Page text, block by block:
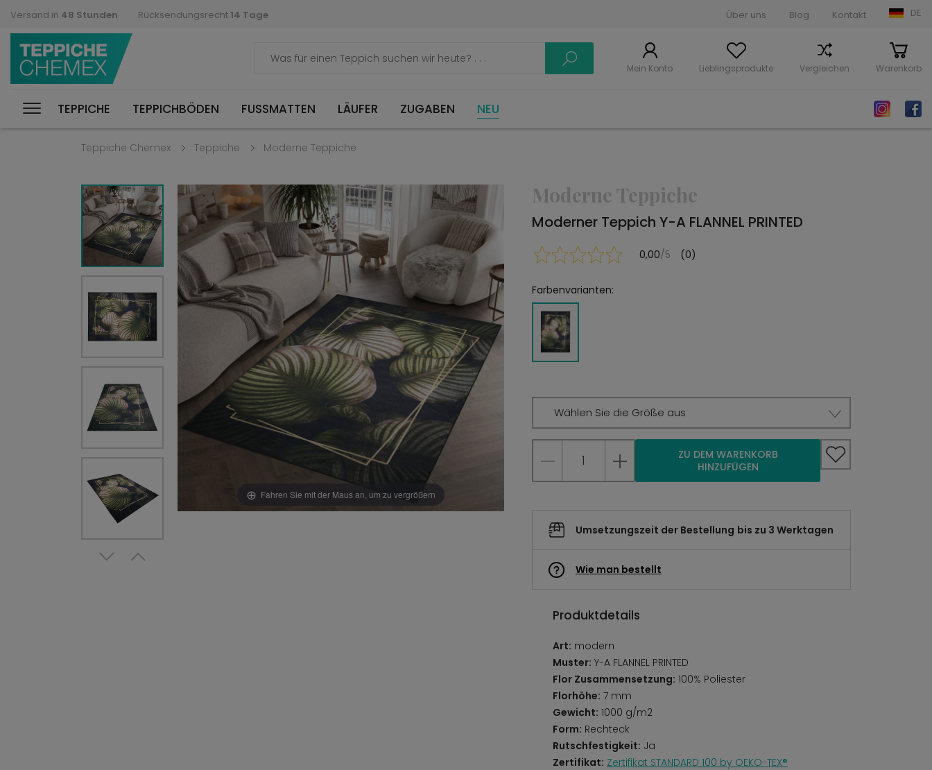
Versand in 48 Stunden Rücksendungsrecht 14 Tage Über uns Blog Kontakt DE
Mein Konto Lieblingsprodukte Vergleichen Warenkorb
TEPPICHE TEPPICHBÖDEN FUSSMATTEN LÄUFER ZUGABEN NEU
Teppiche Chemex Teppiche Moderne Teppiche
Fahren Sie mit der Maus an, um zu vergrößern
Moderne Teppiche
Moderner Teppich Y-A FLANNEL PRINTED
0,00/5 (0)
Farbenvarianten:
Wählen Sie die Größe aus
ZU DEM WARENKORB
HINZUFÜGEN
Umsetzungszeit der Bestellung bis zu 3 Werktagen
Wie man bestellt
Produktdetails
Art: modern
Muster: Y-A FLANNEL PRINTED
Flor Zusammensetzung: 100% Poliester
Florhöhe: 7 mm
Gewicht: 1000 g/m2
Form: Rechteck
Rutschfestigkeit: Ja
Zertifikat: Zertifikat STANDARD 100 by OEKO-TEX®